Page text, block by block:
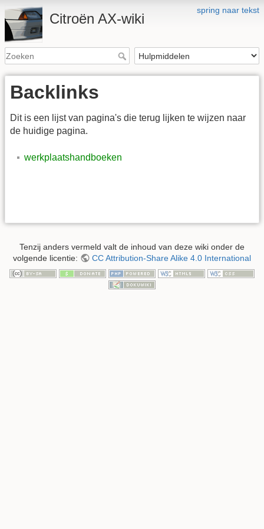
spring naar tekst
Citroën AX-wiki
Backlinks
Dit is een lijst van pagina's die terug lijken te wijzen naar
de huidige pagina.
werkplaatshandboeken
Tenzij anders vermeld valt de inhoud van deze wiki onder de
volgende licentie:
CC Attribution-Share Alike 4.0 International